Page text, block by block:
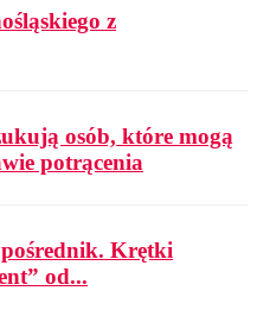
z
osób, które mogą
potrącenia
Krętki
od...